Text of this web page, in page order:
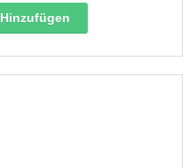
Hinzufügen